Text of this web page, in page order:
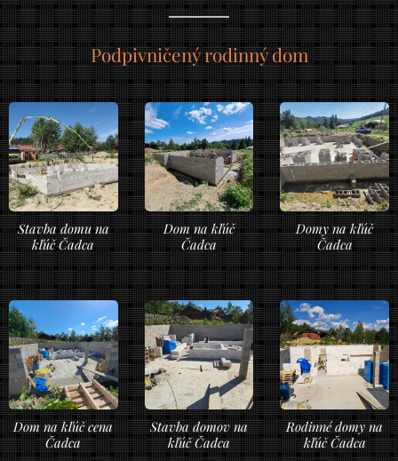
Podpivničený rodinný dom
Stavba domu na
kľúč Čadca
Dom na kľúč
Čadca
Domy na kľúč
Čadca
Dom na kľúč cena
Čadca
Stavba domov na
kľúč Čadca
Rodinné domy na
kľúč Čadca